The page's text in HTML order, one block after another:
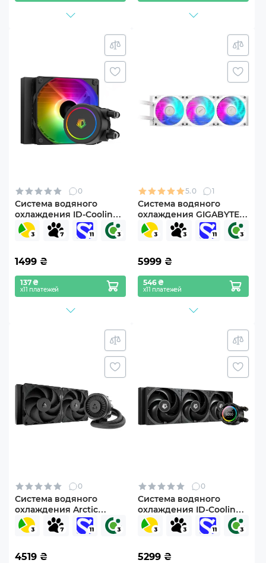
0
Система водяного
охлаждения ID-Cooling
FX120 ARGB
1499 ₴
137 ₴
х11 платежей
5.0 1
Система водяного
охлаждения GIGABYTE
AORUS WATERFORCEII
360ICE
5999 ₴
546 ₴
х11 платежей
0
Система водяного
охлаждения Arctic
Liquid Freezer III Pro 280
(ACFRE00179A)
4519 ₴
0
Система водяного
охлаждения ID-Cooling
SL360 Pro SE
5299 ₴